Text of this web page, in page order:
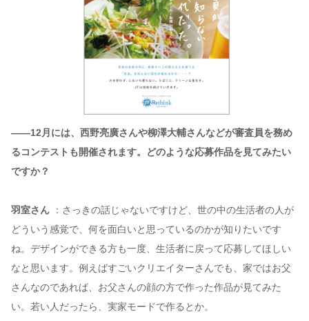
——12月には、西野亮廣さんや柳澤大輔さんなどが審査員を務め
るコンテストも開催されます。どのような応募作品を見てみたい
ですか？
羽室さん
：さっきの話じゃないですけど、世の中の生活者の人が
どういう感覚で、何を面白いと思っているのかが知りたいです
ね。デザインができる方も一度、生活者に戻って応募してほしい
なと思います。例えばすごいクリエイターさんでも、家ではお父
さんなのであれば、お父さんの顔の方で作った作品が見てみた
い。若い人だったら、実家モードで作るとか。